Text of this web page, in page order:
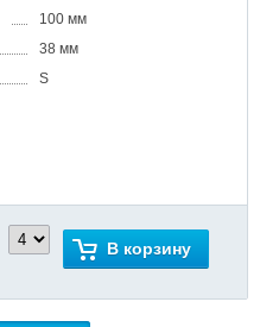
100 мм
38 мм
S
В корзину